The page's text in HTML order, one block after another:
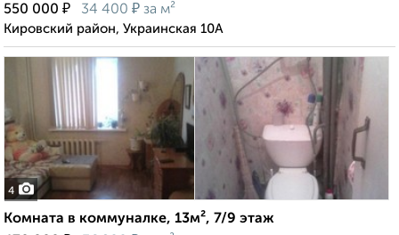
550 000 ₽ 34 400 ₽ за м²
Кировский район, Украинская 10А
4
Комната в коммуналке, 13м², 7/9 этаж